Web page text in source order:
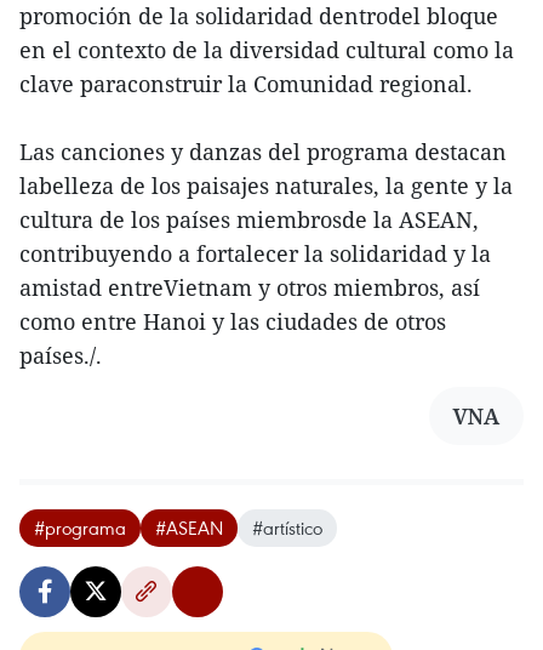
promoción de la solidaridad dentrodel bloque
en el contexto de la diversidad cultural como la
clave paraconstruir la Comunidad regional.
Las canciones y danzas del programa destacan
labelleza de los paisajes naturales, la gente y la
cultura de los países miembrosde la ASEAN,
contribuyendo a fortalecer la solidaridad y la
amistad entreVietnam y otros miembros, así
como entre Hanoi y las ciudades de otros
países./.
VNA
#programa #ASEAN #artístico